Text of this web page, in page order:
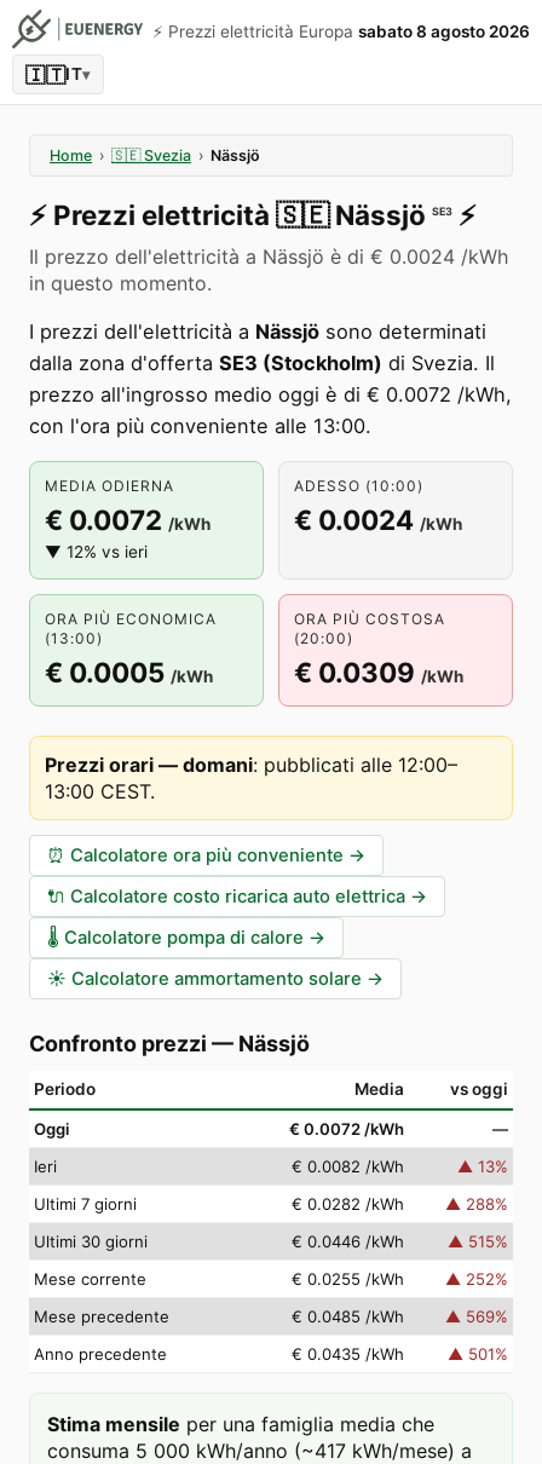
⚡️ Prezzi elettricità Europa sabato 8 agosto 2026
🇮🇹IT▾
Home › 🇸🇪 Svezia › Nässjö
⚡️ Prezzi elettricità 🇸🇪 Nässjö SE3 ⚡️
Il prezzo dell'elettricità a Nässjö è di € 0.0024 /kWh
in questo momento.
I prezzi dell'elettricità a Nässjö sono determinati
dalla zona d'offerta SE3 (Stockholm) di Svezia. Il
prezzo all'ingrosso medio oggi è di € 0.0072 /kWh,
con l'ora più conveniente alle 13:00.
MEDIA ODIERNA
€ 0.0072 /kWh
▼ 12% vs ieri
ADESSO (10:00)
€ 0.0024 /kWh
ORA PIÙ ECONOMICA
(13:00)
€ 0.0005 /kWh
ORA PIÙ COSTOSA
(20:00)
€ 0.0309 /kWh
Prezzi orari — domani: pubblicati alle 12:00–
13:00 CEST.
⏰ Calcolatore ora più conveniente →
🔌 Calcolatore costo ricarica auto elettrica →
🌡️ Calcolatore pompa di calore →
☀️ Calcolatore ammortamento solare →
Confronto prezzi — Nässjö
Periodo Media vs oggi
Oggi € 0.0072 /kWh
—
Ieri
€ 0.0082 /kWh ▲ 13%
Ultimi 7 giorni
€ 0.0282 /kWh ▲ 288%
Ultimi 30 giorni
€ 0.0446 /kWh ▲ 515%
Mese corrente
€ 0.0255 /kWh ▲ 252%
Mese precedente
€ 0.0485 /kWh ▲ 569%
Anno precedente
€ 0.0435 /kWh ▲ 501%
Stima mensile per una famiglia media che
consuma 5 000 kWh/anno (~417 kWh/mese) a